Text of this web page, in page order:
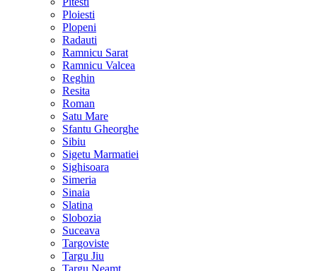
Ploiesti
Plopeni
Radauti
Ramnicu Sarat
Ramnicu Valcea
Reghin
Resita
Roman
Satu Mare
Sfantu Gheorghe
Sibiu
Sigetu Marmatiei
Sighisoara
Simeria
Sinaia
Slatina
Slobozia
Suceava
Targoviste
Targu Jiu